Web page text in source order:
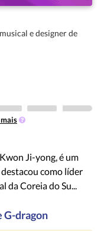
e designer de
Ji-yong, é um
como líder
da Coreia do Su...
G-dragon